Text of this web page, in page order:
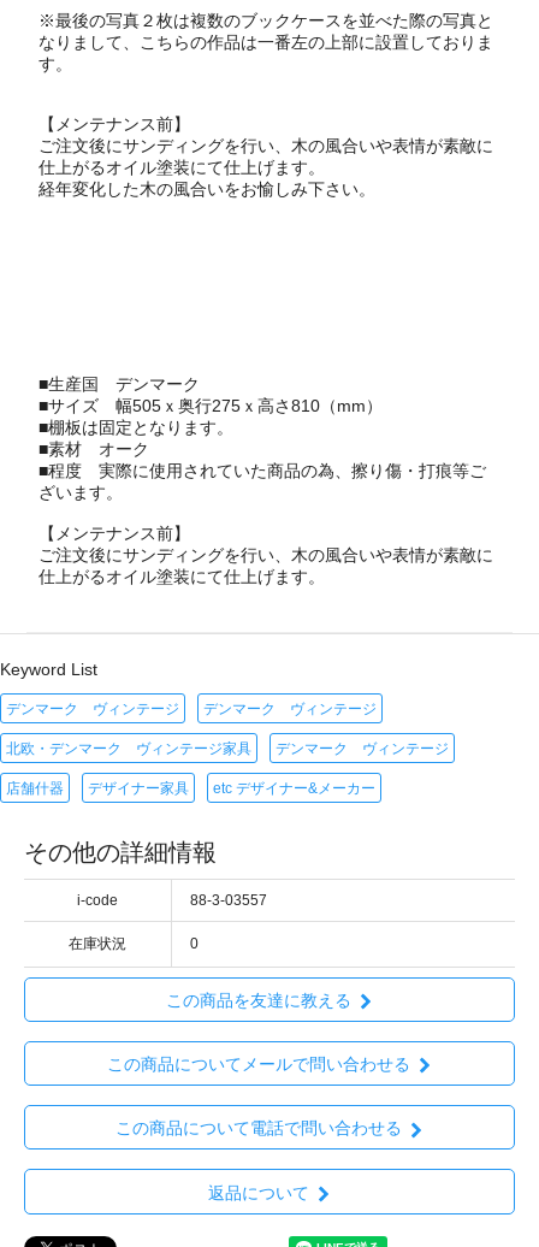
※最後の写真２枚は複数のブックケースを並べた際の写真と
なりまして、こちらの作品は一番左の上部に設置しておりま
す。
【メンテナンス前】
ご注文後にサンディングを行い、木の風合いや表情が素敵に
仕上がるオイル塗装にて仕上げます。
経年変化した木の風合いをお愉しみ下さい。
■生産国デンマーク
■サイズ 幅505ｘ奥行275ｘ高さ810（mm）
■棚板は固定となります。
■素材 オーク
■程度 実際に使用されていた商品の為、擦り傷・打痕等ご
ざいます。
【メンテナンス前】
ご注文後にサンディングを行い、木の風合いや表情が素敵に
仕上がるオイル塗装にて仕上げます。
Keyword List
デンマーク ヴィンテージ デンマーク ヴィンテージ
北欧・デンマーク ヴィンテージ家具 デンマーク ヴィンテージ
店舗什器 デザイナー家具 etc デザイナー&メーカー
その他の詳細情報
i-code 88-3-03557
在庫状況 0
この商品を友達に教える
この商品についてメールで問い合わせる
この商品について電話で問い合わせる
返品について